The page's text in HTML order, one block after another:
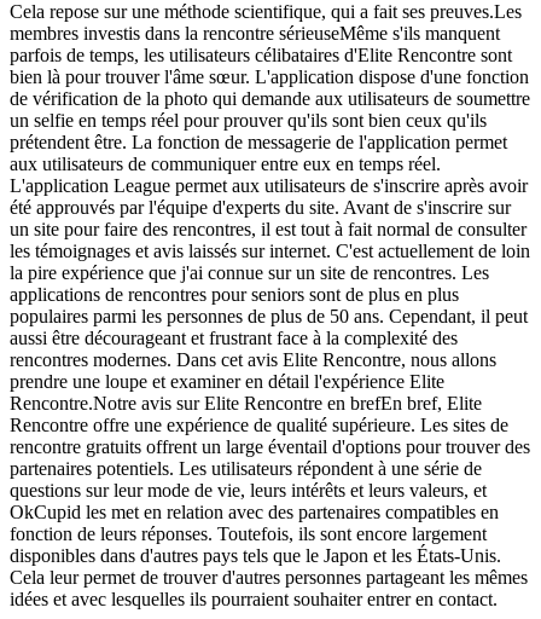
Cela repose sur une méthode scientifique, qui a fait ses preuves.Les
membres investis dans la rencontre sérieuseMême s'ils manquent
parfois de temps, les utilisateurs célibataires d'Elite Rencontre sont
bien là pour trouver l'âme sœur. L'application dispose d'une fonction
de vérification de la photo qui demande aux utilisateurs de soumettre
un selfie en temps réel pour prouver qu'ils sont bien ceux qu'ils
prétendent être. La fonction de messagerie de l'application permet
aux utilisateurs de communiquer entre eux en temps réel.
L'application League permet aux utilisateurs de s'inscrire après avoir
été approuvés par l'équipe d'experts du site. Avant de s'inscrire sur
un site pour faire des rencontres, il est tout à fait normal de consulter
les témoignages et avis laissés sur internet. C'est actuellement de loin
la pire expérience que j'ai connue sur un site de rencontres. Les
applications de rencontres pour seniors sont de plus en plus
populaires parmi les personnes de plus de 50 ans. Cependant, il peut
aussi être décourageant et frustrant face à la complexité des
rencontres modernes. Dans cet avis Elite Rencontre, nous allons
prendre une loupe et examiner en détail l'expérience Elite
Rencontre.Notre avis sur Elite Rencontre en brefEn bref, Elite
Rencontre offre une expérience de qualité supérieure. Les sites de
rencontre gratuits offrent un large éventail d'options pour trouver des
partenaires potentiels. Les utilisateurs répondent à une série de
questions sur leur mode de vie, leurs intérêts et leurs valeurs, et
OkCupid les met en relation avec des partenaires compatibles en
fonction de leurs réponses. Toutefois, ils sont encore largement
disponibles dans d'autres pays tels que le Japon et les États-Unis.
Cela leur permet de trouver d'autres personnes partageant les mêmes
idées et avec lesquelles ils pourraient souhaiter entrer en contact.